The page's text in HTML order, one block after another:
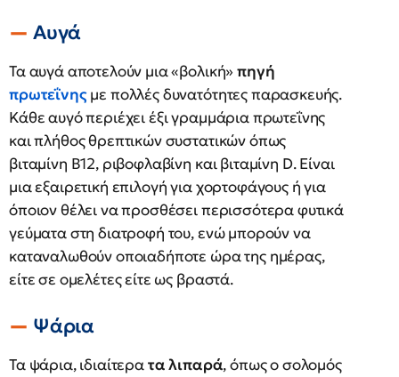
Αυγά
Τα αυγά αποτελούν μια «βολική» πηγή
πρωτεΐνης με πολλές δυνατότητες παρασκευής.
Κάθε αυγό περιέχει έξι γραμμάρια πρωτεΐνης
και πλήθος θρεπτικών συστατικών όπως
βιταμίνη Β12, ριβοφλαβίνη και βιταμίνη D. Είναι
μια εξαιρετική επιλογή για χορτοφάγους ή για
όποιον θέλει να προσθέσει περισσότερα φυτικά
γεύματα στη διατροφή του, ενώ μπορούν να
καταναλωθούν οποιαδήποτε ώρα της ημέρας,
είτε σε ομελέτες είτε ως βραστά.
Ψάρια
Τα ψάρια, ιδιαίτερατα λιπαρά, όπως ο σολομός